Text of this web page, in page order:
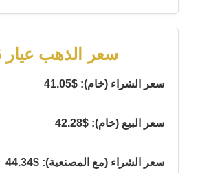
سعر الذهب عيار 6
سعر الشراء (خام): $41.05
سعر البيع (خام): $42.28
سعر الشراء (مع المصنعية): $44.34